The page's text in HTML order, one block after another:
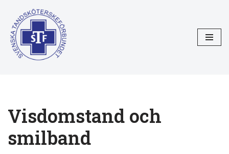
Hoppa
till
innehåll
Visdomstand och
smilband